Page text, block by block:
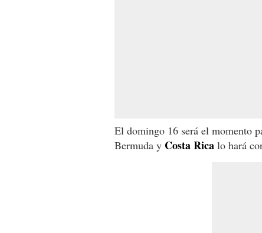
El domingo 16 será el momento
Bermuda y Costa Rica lo hará